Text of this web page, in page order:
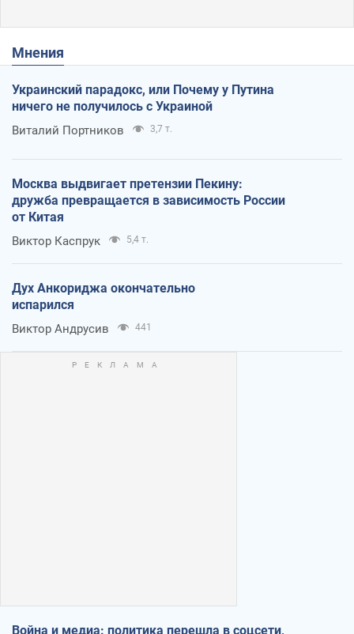
Мнения
Украинский парадокс, или Почему у Путина
ничего не получилось с Украиной
Виталий Портников 3,7 т.
Москва выдвигает претензии Пекину:
дружба превращается в зависимость России
от Китая
Виктор Каспрук 5,4 т.
Дух Анкориджа окончательно
испарился
Виктор Андрусив 441
Война и медиа: политика перешла в соцсети,